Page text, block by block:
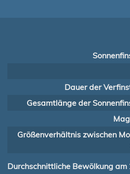
Dauer der
Gesamtlänge der
Größenverhältnis zwischen
Durchschnittliche Bewölkung